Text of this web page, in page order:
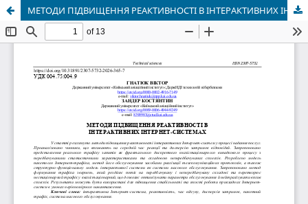
МЕТОДИ ПІДВИЩЕННЯ РЕАКТИВНОСТІ В ІНТЕРАКТИВНИХ ІНТЕРНЕТ-СИСТЕМАХ